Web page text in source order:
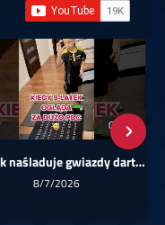
01:08
9-latek naśladuje gwiazdy darta!
8/7/2026